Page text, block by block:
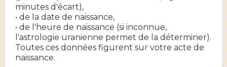
minutes d'écart),
• de la date de naissance,
• de l'heure de naissance (si inconnue,
l'astrologie uranienne permet de la déterminer).
Toutes ces données figurent sur votre acte de
naissance.